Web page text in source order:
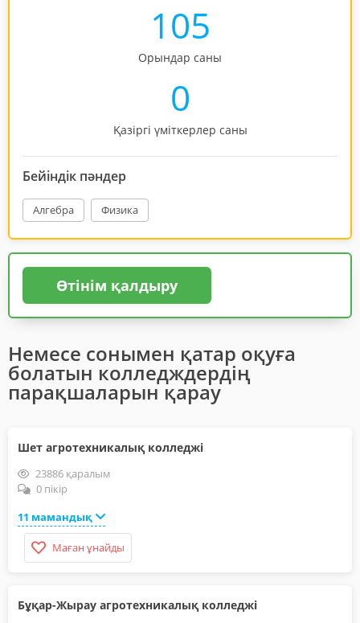
105
Орындар саны
0
Қазіргі үміткерлер саны
Бейіндік пәндер
Алгебра Физика
Өтінім қалдыру
Немесе сонымен қатар оқуға
болатын колледждердің
парақшаларын қарау
Шет агротехникалық колледжі
23886 қаралым
0 пікір
11 мамандық
Маған ұнайды
Бұқар-Жырау агротехникалық колледжі